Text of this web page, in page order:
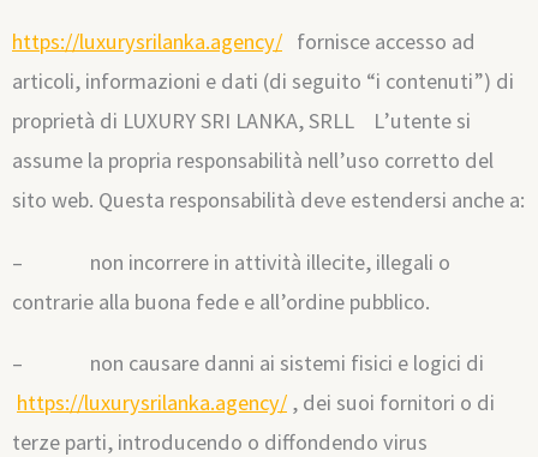
https://luxurysrilanka.agency/ fornisce accesso ad
articoli, informazioni e dati (di seguito “i contenuti”) di
proprietà di LUXURY SRI LANKA, SRLL L’utente si
assume la propria responsabilità nell’uso corretto del
sito web. Questa responsabilità deve estendersi anche a:
– non incorrere in attività illecite, illegali o
contrarie alla buona fede e all’ordine pubblico.
– non causare danni ai sistemi fisici e logici di
https://luxurysrilanka.agency/ , dei suoi fornitori o di
terze parti, introducendo o diffondendo virus